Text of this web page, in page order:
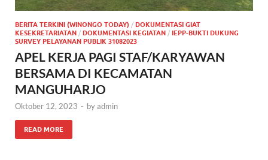
BERITA TERKINI (WINONGO TODAY) / DOKUMENTASI GIAT
KESEKRETARIATAN / DOKUMENTASI KEGIATAN / IEPP-BUKTI DUKUNG
SURVEY PELAYANAN PUBLIK 31082023
APEL KERJA PAGI STAF/KARYAWAN
BERSAMA DI KECAMATAN
MANGUHARJO
Oktober 12, 2023 - byadmin
READ MORE